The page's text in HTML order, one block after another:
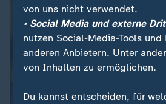
von uns nicht verwendet.
• Social Media und externe
nutzen Social-Media-Tools und
anderen Anbietern. Unter
von Inhalten zu ermöglichen.
Du kannst entscheiden, für